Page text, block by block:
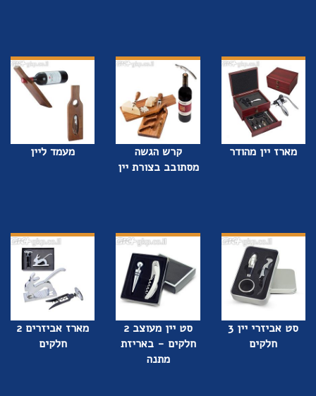
מארז יין מהודר
קרש הגשה
מסתובב בצורת יין
מעמד ליין
סט אביזרי יין 3
חלקים
סט יין מעוצב 2
חלקים - באריזת
מתנה
מארז אביזרים 2
חלקים